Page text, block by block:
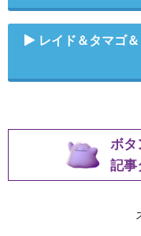
レイド＆タマゴ
ボタ
記事